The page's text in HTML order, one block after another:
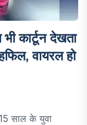
कार्टून देखता
वायरल हो
साल के युवा